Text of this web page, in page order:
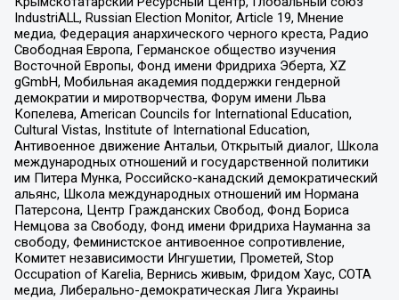
IndustriALL, Russian Election Monitor, Article 19, Мнение
медиа, Федерация анархического черного креста, Радио
Свободная Европа, Германское общество изучения
Восточной Европы, Фонд имени Фридриха Эберта, XZ
gGmbH, Мобильная академия поддержки гендерной
демократии и миротворчества, Форум имени Льва
Копелева, American Councils for International Education,
Cultural Vistas, Institute of International Education,
Антивоенное движение Антальи, Открытый диалог, Школа
международных отношений и государственной политики
им Питера Мунка, Российско-канадский демократический
альянс, Школа международных отношений им Нормана
Патерсона, Центр Гражданских Свобод, Фонд Бориса
Немцова за Свободу, Фонд имени Фридриха Науманна за
свободу, Феминистское антивоенное сопротивление,
Комитет независимости Ингушетии, Прометей, Stop
Occupation of Karelia, Вернись живым, Фридом Хаус, СОТА
медиа, Либерально-демократическая Лига Украины